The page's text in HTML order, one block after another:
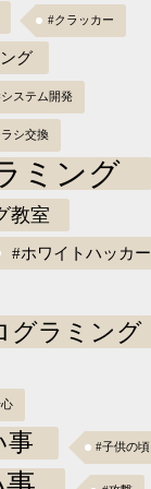
#クラッカー
グ
ステム開発
シ交換
ミング
教室
#ホワイトハッカー
グラミング
事 #子供の頃